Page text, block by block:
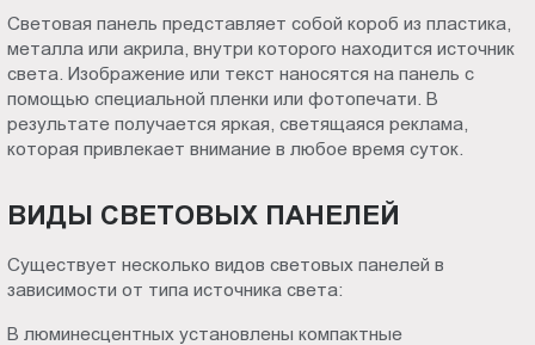
Световая панель представляет собой короб из пластика,
металла или акрила, внутри которого находится источник
света. Изображение или текст наносятся на панель с
помощью специальной пленки или фотопечати. В
результате получается яркая, светящаяся реклама,
которая привлекает внимание в любое время суток.
ВИДЫ СВЕТОВЫХ ПАНЕЛЕЙ
Существует несколько видов световых панелей в
зависимости от типа источника света:
В люминесцентных установлены компактные
Пт.:
9.00-
18.00
Сб.,
Вс.:
выходной